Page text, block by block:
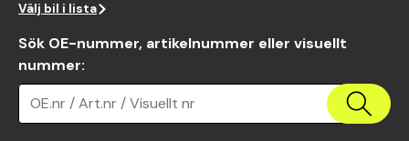
Välj bil i lista
Sök OE-nummer, artikelnummer eller visuellt
nummer:
OE.nr / Art.nr / Visuellt nr